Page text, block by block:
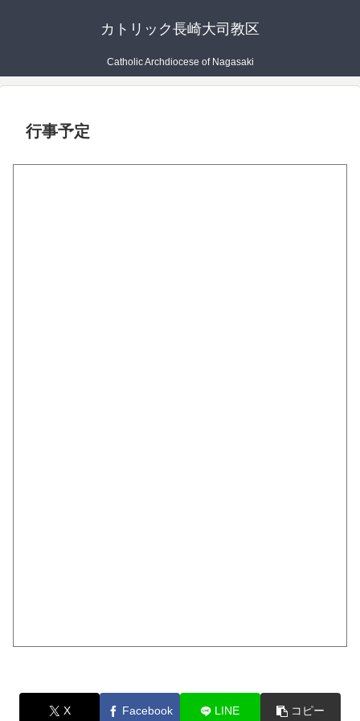
カトリック長崎大司教区
Catholic Archdiocese of Nagasaki
行事予定
X Facebook LINE コピー